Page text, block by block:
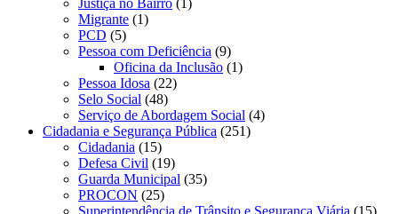
Migrante (1)
PCD (5)
Pessoa com Deficiência (9)
Oficina da Inclusão (1)
Pessoa Idosa (22)
Selo Social (48)
Serviço de Abordagem Social (4)
Cidadania e Segurança Pública (251)
Cidadania (15)
Defesa Civil (19)
Guarda Municipal (35)
PROCON (25)
Superintendência de Trânsito e Segurança Viária (15)